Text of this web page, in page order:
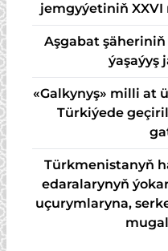
jemgyýetiniň
Aşgabat
ýaşaýyş
«Galkynyş» milli at
Türkiýede
Türkmenistanyň
edaralarynyň
uçurymlaryna,